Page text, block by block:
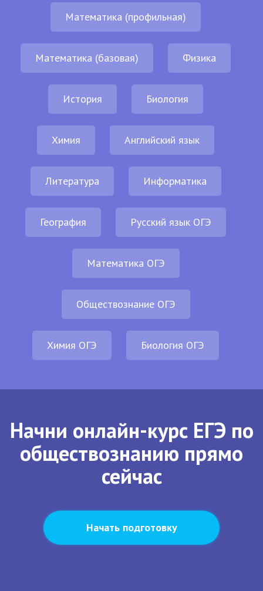
Математика (профильная)
Математика (базовая) Физика
История Биология
Химия Английский язык
Литература Информатика
География Русский язык ОГЭ
Математика ОГЭ
Обществознание ОГЭ
Химия ОГЭ Биология ОГЭ
Начни онлайн-курс ЕГЭ по
обществознанию прямо
сейчас
Начать подготовку